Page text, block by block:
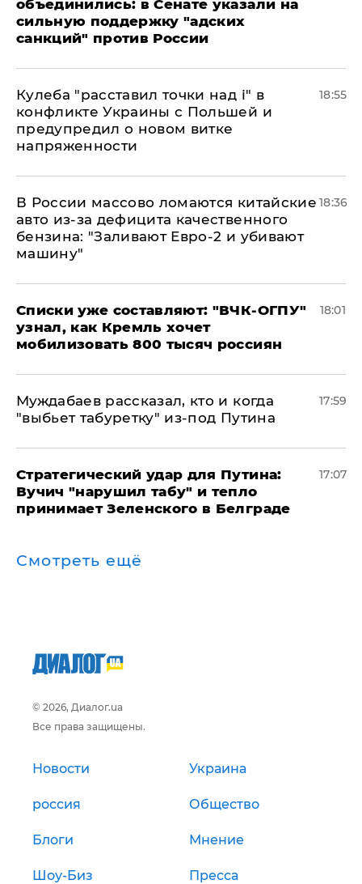
объединились: в Сенате указали на
сильную поддержку "адских
санкций" против России
Кулеба "расставил точки над і" в
конфликте Украины с Польшей и
предупредил о новом витке
напряженности
18:55
В России массово ломаются китайские
авто из-за дефицита качественного
бензина: "Заливают Евро-2 и убивают
машину"
18:36
Списки уже составляют: "ВЧК-ОГПУ"
узнал, как Кремль хочет
мобилизовать 800 тысяч россиян
18:01
Муждабаев рассказал, кто и когда
"выбьет табуретку" из-под Путина
17:59
Стратегический удар для Путина:
Вучич "нарушил табу" и тепло
принимает Зеленского в Белграде
17:07
Смотреть ещё
© 2026, Диалог.ua
Все права защищены.
Новости Украина
россия Общество
Блоги Мнение
Шоу-Биз Пресса